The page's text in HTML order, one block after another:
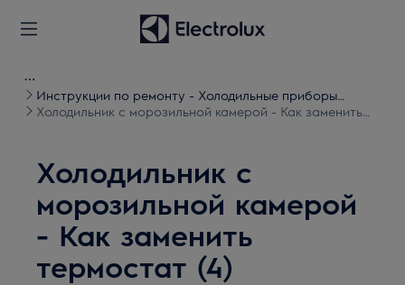
Инструкции по ремонту - Холодильные приборы
(Холодильники и морозильники)
Холодильник с морозильной камерой - Как заменить
Холодильник с
морозильной камерой
- Как заменить
термостат (4)